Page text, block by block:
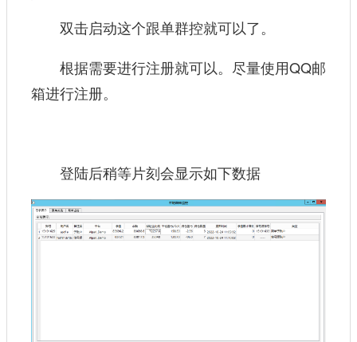
双击启动这个跟单群控就可以了。
根据需要进行注册就可以。尽量使用QQ邮
箱进行注册。
登陆后稍等片刻会显示如下数据